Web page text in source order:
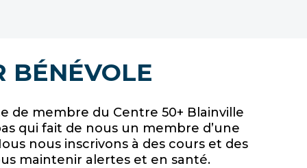
BÉNÉVOLE
de membre du Centre 50+ Blainville
qui fait de nous un membre d’une
nous inscrivons à des cours et des
maintenir alertes et en santé.